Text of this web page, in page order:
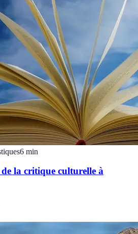
6 min
la critique culturelle à